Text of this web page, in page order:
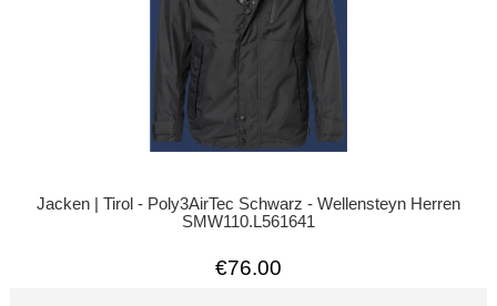
Jacken | Tirol - Poly3AirTec Schwarz - Wellensteyn Herren
SMW110.L561641
€76.00